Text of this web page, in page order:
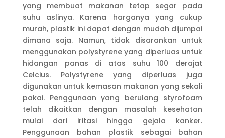
yang membuat makanan tetap segar pada
suhu aslinya. Karena harganya yang cukup
murah, plastik ini dapat dengan mudah dijumpai
dimana saja. Namun, tidak disarankan untuk
menggunakan polystyrene yang diperluas untuk
hidangan panas di atas suhu 100 derajat
Celcius. Polystyrene yang diperluas juga
digunakan untuk kemasan makanan yang sekali
pakai. Penggunaan yang berulang styrofoam
telah dikaitkan dengan masalah kesehatan
mulai dari iritasi hingga gejala kanker.
Penggunaan bahan plastik sebagai bahan